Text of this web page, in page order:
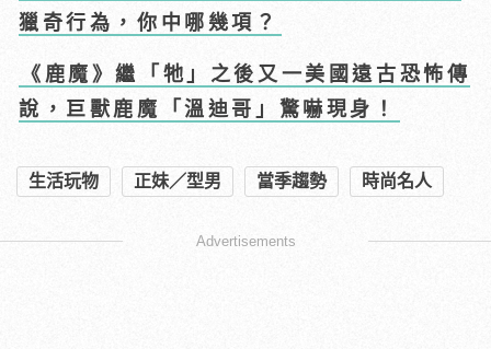
獵奇行為，你中哪幾項？
《鹿魔》繼「牠」之後又一美國遠古恐怖傳
說，巨獸鹿魔「溫迪哥」驚嚇現身！
生活玩物 正妹／型男 當季趨勢 時尚名人
Advertisements